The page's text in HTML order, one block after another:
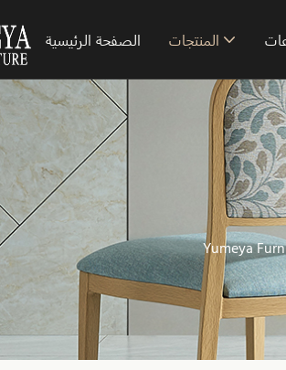
الصفحة الرئيسية المنتجات
Yumeya